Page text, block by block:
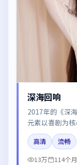
深海回响
2017年的《深
元素以喜剧为
赵丽颖、于和
讨论。
高清
流畅
13万
114个